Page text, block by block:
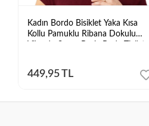
Kadın Bordo Bisiklet Yaka Kısa
Kollu Pamuklu Ribana Dokulu
449,95 TL